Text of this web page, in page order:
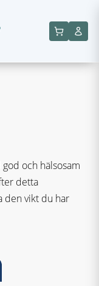
och hälsosam
detta
den vikt du har